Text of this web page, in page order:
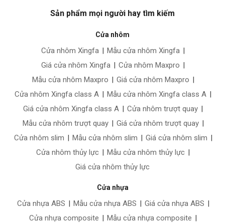
Sản phẩm mọi người hay tìm kiếm
Cửa nhôm
Cửa nhôm Xingfa | Mẫu cửa nhôm Xingfa |
Giá cửa nhôm Xingfa | Cửa nhôm Maxpro |
Mẫu cửa nhôm Maxpro | Giá cửa nhôm Maxpro |
Cửa nhôm Xingfa class A | Mẫu cửa nhôm Xingfa class A |
Giá cửa nhôm Xingfa class A | Cửa nhôm trượt quay |
Mẫu cửa nhôm trượt quay | Giá cửa nhôm trượt quay |
Cửa nhôm slim | Mẫu cửa nhôm slim | Giá cửa nhôm slim |
Cửa nhôm thủy lực | Mẫu cửa nhôm thủy lực |
Giá cửa nhôm thủy lực
Cửa nhựa
Cửa nhựa ABS | Mẫu cửa nhựa ABS | Giá cửa nhựa ABS |
Cửa nhựa composite | Mẫu cửa nhựa composite |